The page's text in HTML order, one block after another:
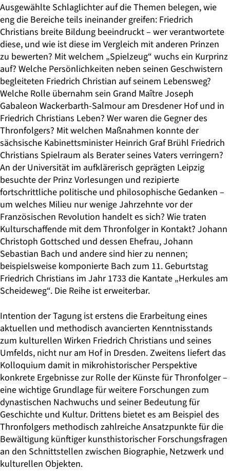
Ausgewählte Schlaglichter auf die Themen belegen, wie
eng die Bereiche teils ineinander greifen: Friedrich
Christians breite Bildung beeindruckt – wer verantwortete
diese, und wie ist diese im Vergleich mit anderen Prinzen
zu bewerten? Mit welchem „Spielzeug“ wuchs ein Kurprinz
auf? Welche Persönlichkeiten neben seinen Geschwistern
begleiteten Friedrich Christian auf seinem Lebensweg?
Welche Rolle übernahm sein Grand Maître Joseph
Gabaleon Wackerbarth-Salmour am Dresdener Hof und in
Friedrich Christians Leben? Wer waren die Gegner des
Thronfolgers? Mit welchen Maßnahmen konnte der
sächsische Kabinettsminister Heinrich Graf Brühl Friedrich
Christians Spielraum als Berater seines Vaters verringern?
An der Universität im aufklärerisch geprägten Leipzig
besuchte der Prinz Vorlesungen und rezipierte
fortschrittliche politische und philosophische Gedanken –
um welches Milieu nur wenige Jahrzehnte vor der
Französischen Revolution handelt es sich? Wie traten
Kulturschaffende mit dem Thronfolger in Kontakt? Johann
Christoph Gottsched und dessen Ehefrau, Johann
Sebastian Bach und andere sind hier zu nennen;
beispielsweise komponierte Bach zum 11. Geburtstag
Friedrich Christians im Jahr 1733 die Kantate „Herkules am
Scheideweg“. Die Reihe ist erweiterbar.
Intention der Tagung ist erstens die Erarbeitung eines
aktuellen und methodisch avancierten Kenntnisstands
zum kulturellen Wirken Friedrich Christians und seines
Umfelds, nicht nur am Hof in Dresden. Zweitens liefert das
Kolloquium damit in mikrohistorischer Perspektive
konkrete Ergebnisse zur Rolle der Künste für Thronfolger –
eine wichtige Grundlage für weitere Forschungen zum
dynastischen Nachwuchs und seiner Bedeutung für
Geschichte und Kultur. Drittens bietet es am Beispiel des
Thronfolgers methodisch zahlreiche Ansatzpunkte für die
Bewältigung künftiger kunsthistorischer Forschungsfragen
an den Schnittstellen zwischen Biographie, Netzwerk und
kulturellen Objekten.